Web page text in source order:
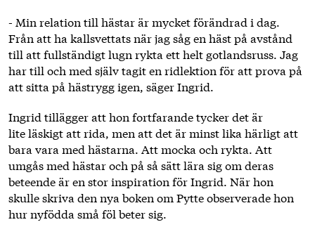
- Min relation till hästar är mycket förändrad i dag.
Från att ha kallsvettats när jag såg en häst på avstånd
till att fullständigt lugn rykta ett helt gotlandsruss. Jag
har till och med själv tagit en ridlektion för att prova på
att sitta på hästrygg igen, säger Ingrid.
Ingrid tillägger att hon fortfarande tycker det är
lite läskigt att rida, men att det är minst lika härligt att
bara vara med hästarna. Att mocka och rykta. Att
umgås med hästar och på så sätt lära sig om deras
beteende är en stor inspiration för Ingrid. När hon
skulle skriva den nya boken om Pytte observerade hon
hur nyfödda små föl beter sig.